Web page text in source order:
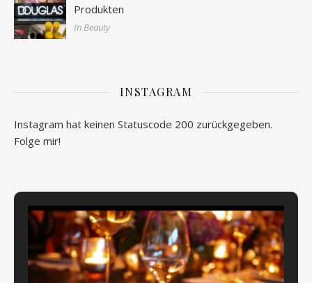
Produkten
In Beauty
INSTAGRAM
Instagram hat keinen Statuscode 200 zurückgegeben.
Folge mir!